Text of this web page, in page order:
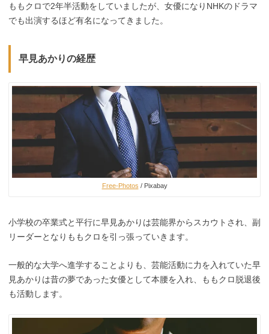
ももクロで2年半活動をしていましたが、女優になりNHKのドラマ
でも出演するほど有名になってきました。
早見あかりの経歴
Free-Photos / Pixabay
小学校の卒業式と平行に早見あかりは芸能界からスカウトされ、副
リーダーとなりももクロを引っ張っていきます。
一般的な大学へ進学することよりも、芸能活動に力を入れていた早
見あかりは昔の夢であった女優として本腰を入れ、ももクロ脱退後
も活動します。